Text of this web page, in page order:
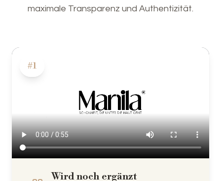
maximale Transparenz und Authentizität.
#1
Wird noch ergänzt